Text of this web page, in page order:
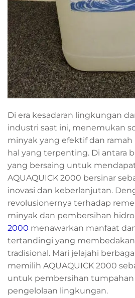
Di era kesadaran lingkungan
industri saat ini, menemukan
minyak yang efektif dan
hal yang terpenting. Di antara
yang bersaing untuk
AQUAQUICK 2000 bersinar
inovasi dan keberlanjutan.
revolusionernya terhadap
minyak dan pembersihan
2000 menawarkan manfaat
tertandingi yang
tradisional. Mari jelajahi
memilih AQUAQUICK 2000
untuk pembersihan
pengelolaan lingkungan.